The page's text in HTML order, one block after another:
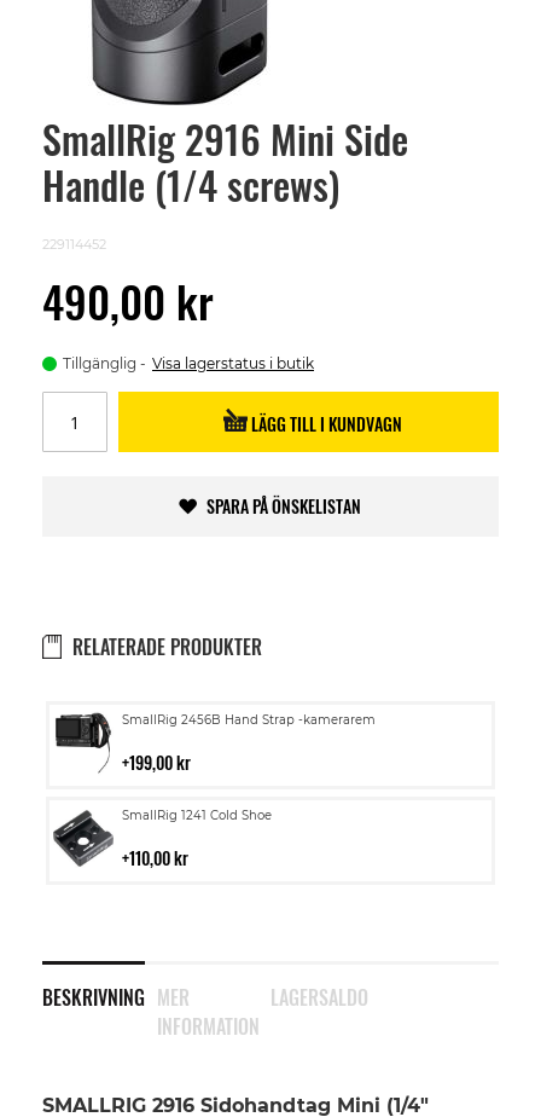
SmallRig 2916 Mini Side
Handle (1/4 screws)
229114452
490,00 kr
Tillgänglig Visa lagerstatus i butik
LÄGG TILL I KUNDVAGN
SPARA PÅ ÖNSKELISTAN
RELATERADE PRODUKTER
SmallRig 2456B Hand Strap -kamerarem
199,00 kr
Lägg
i
SmallRig 1241 Cold Shoe
110,00 kr
Lägg
i
BESKRIVNING
SMALLRIG 2916 Sidohandtag Mini (1/4"
MER
INFORMATION
LAGERSALDO
Skip
beginning
images